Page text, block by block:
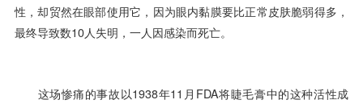
性，却贸然在眼部使用它，因为眼内黏膜要比正常皮肤脆弱得多，
最终导致数10人失明，一人因感染而死亡。
这场惨痛的事故以1938年11月FDA将睫毛膏中的这种活性成